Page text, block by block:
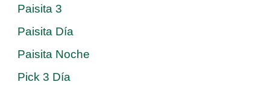
Paisita 3
Paisita Día
Paisita Noche
Pick 3 Día